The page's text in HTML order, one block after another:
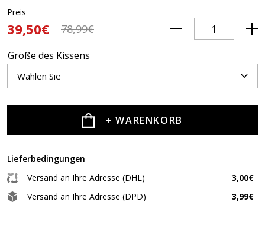
Preis
39,50€ 78,99€
Größe des Kissens
+ WARENKORB
Lieferbedingungen
Versand an Ihre Adresse (DHL)
3,00€
Versand an Ihre Adresse (DPD)
3,99€